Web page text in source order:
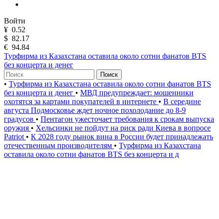
Войти
¥ 0.52
$ 82.17
€ 94.84
Турфирма из Казахстана оставила около сотни фанатов BTS
без концерта и денег
Поиск
• Турфирма из Казахстана оставила около сотни фанатов BTS
без концерта и денег • МВД предупреждает: мошенники
охотятся за картами покупателей в интернете • В середине
августа Подмосковье ждет ночное похолодание до 8-9
градусов • Пентагон ужесточает требования к срокам выпуска
оружия • Хельсинки не пойдут на риск ради Киева в вопросе
Patriot • К 2028 году рынок вина в России будет принадлежать
отечественным производителям • Турфирма из Казахстана
оставила около сотни фанатов BTS без концерта и д